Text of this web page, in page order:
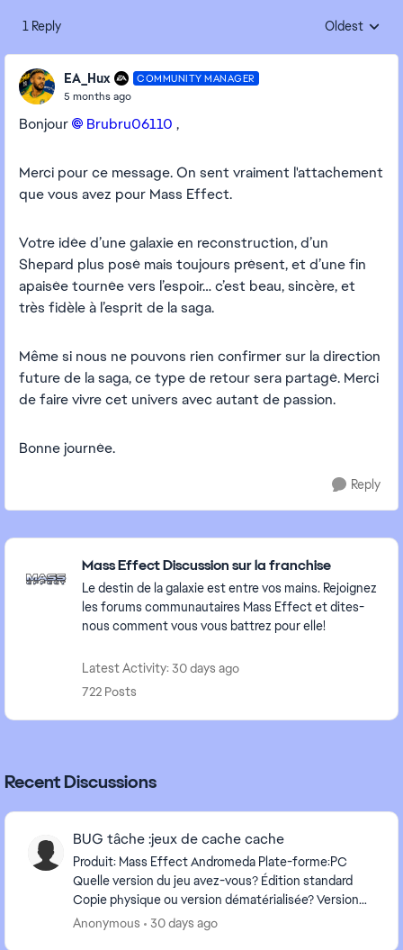
1 Reply Replies
Oldest
EA_Hux COMMUNITY MANAGER
5 months ago
Bonjour Brubru06110​ ,
Merci pour ce message. On sent vraiment l'attachement
que vous avez pour Mass Effect.
Votre idée d’une galaxie en reconstruction, d’un
Shepard plus posé mais toujours présent, et d’une fin
apaisée tournée vers l’espoir… c’est beau, sincère, et
très fidèle à l’esprit de la saga.
Même si nous ne pouvons rien confirmer sur la direction
future de la saga, ce type de retour sera partagé. Merci
de faire vivre cet univers avec autant de passion.
Bonne journée.
Reply
Featured Places
Mass Effect Discussion sur la franchise
Le destin de la galaxie est entre vos mains. Rejoignez
les forums communautaires Mass Effect et dites-
nous comment vous vous battrez pour elle!
Latest Activity: 30 days ago
722 Posts
Recent Discussions
BUG tâche :jeux de cache cache
Produit: Mass Effect Andromeda Plate-forme:PC
Quelle version du jeu avez-vous? Édition standard
Copie physique ou version dématérialisée? Version
dématérialisée Résumez votre bug : BUG tâche :jeu...
Anonymous 30 days ago